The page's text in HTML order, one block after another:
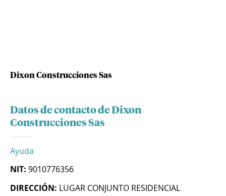
Dixon Construcciones Sas
Datos de contacto de Dixon
Construcciones Sas
Ayuda
NIT: 9010776356
DIRECCIÓN: LUGAR CONJUNTO RESIDENCIAL